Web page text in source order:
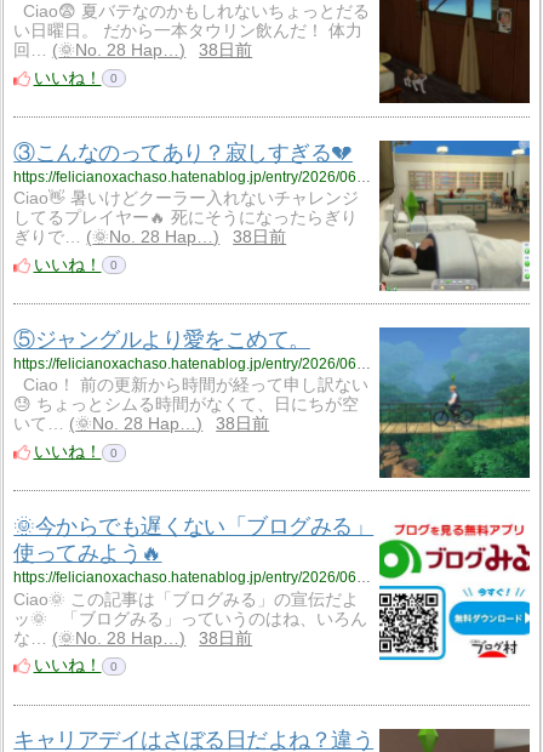
Ciao😨 夏バテなのかもしれないちょっとだる
い日曜日。 だから一本タウリン飲んだ！ 体力
回…
🌞No. 28 Hap…
38日前
いいね！
0
③こんなのってあり？寂しすぎる💔
Ciao👋 暑いけどクーラー入れないチャレンジ
してるプレイヤー🔥 死にそうになったらぎり
ぎりで…
🌞No. 28 Hap…
38日前
いいね！
0
⑤ジャングルより愛をこめて。
https://felicianoxachaso.hatenablog.jp/entry/2026/06/24/060000
Ciao！ 前の更新から時間が経って申し訳ない
😓 ちょっとシムる時間がなくて、日にちが空
いて…
🌞No. 28 Hap…
38日前
いいね！
0
🌞今からでも遅くない「ブログみる」
使ってみよう🔥
https://felicianoxachaso.hatenablog.jp/entry/2026/06/24/084217
Ciao🌞 この記事は「ブログみる」の宣伝だよ
ッ🌞 「ブログみる」っていうのはね、いろん
な…
🌞No. 28 Hap…
38日前
いいね！
0
キャリアデイはさぼる日だよね？違う